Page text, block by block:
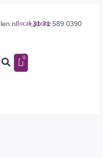
+31 71 589 0390
0